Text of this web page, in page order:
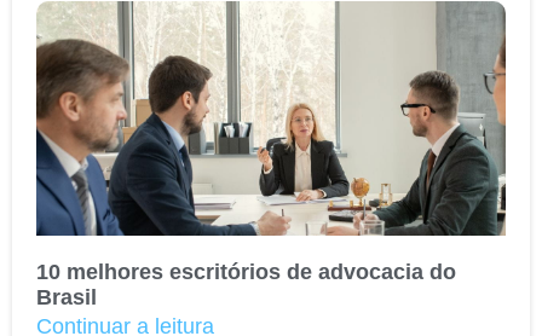
10 melhores escritórios de advocacia do
Brasil
Continuar a leitura